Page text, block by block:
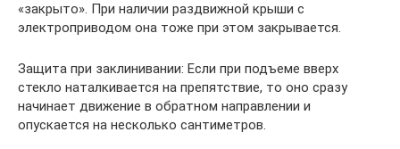
«закрыто». При наличии раздвижной крыши с
электроприводом она тоже при этом закрывается.
Защита при заклинивании: Если при подъеме вверх
стекло наталкивается на препятствие, то оно сразу
начинает движение в обратном направлении и
опускается на несколько сантиметров.